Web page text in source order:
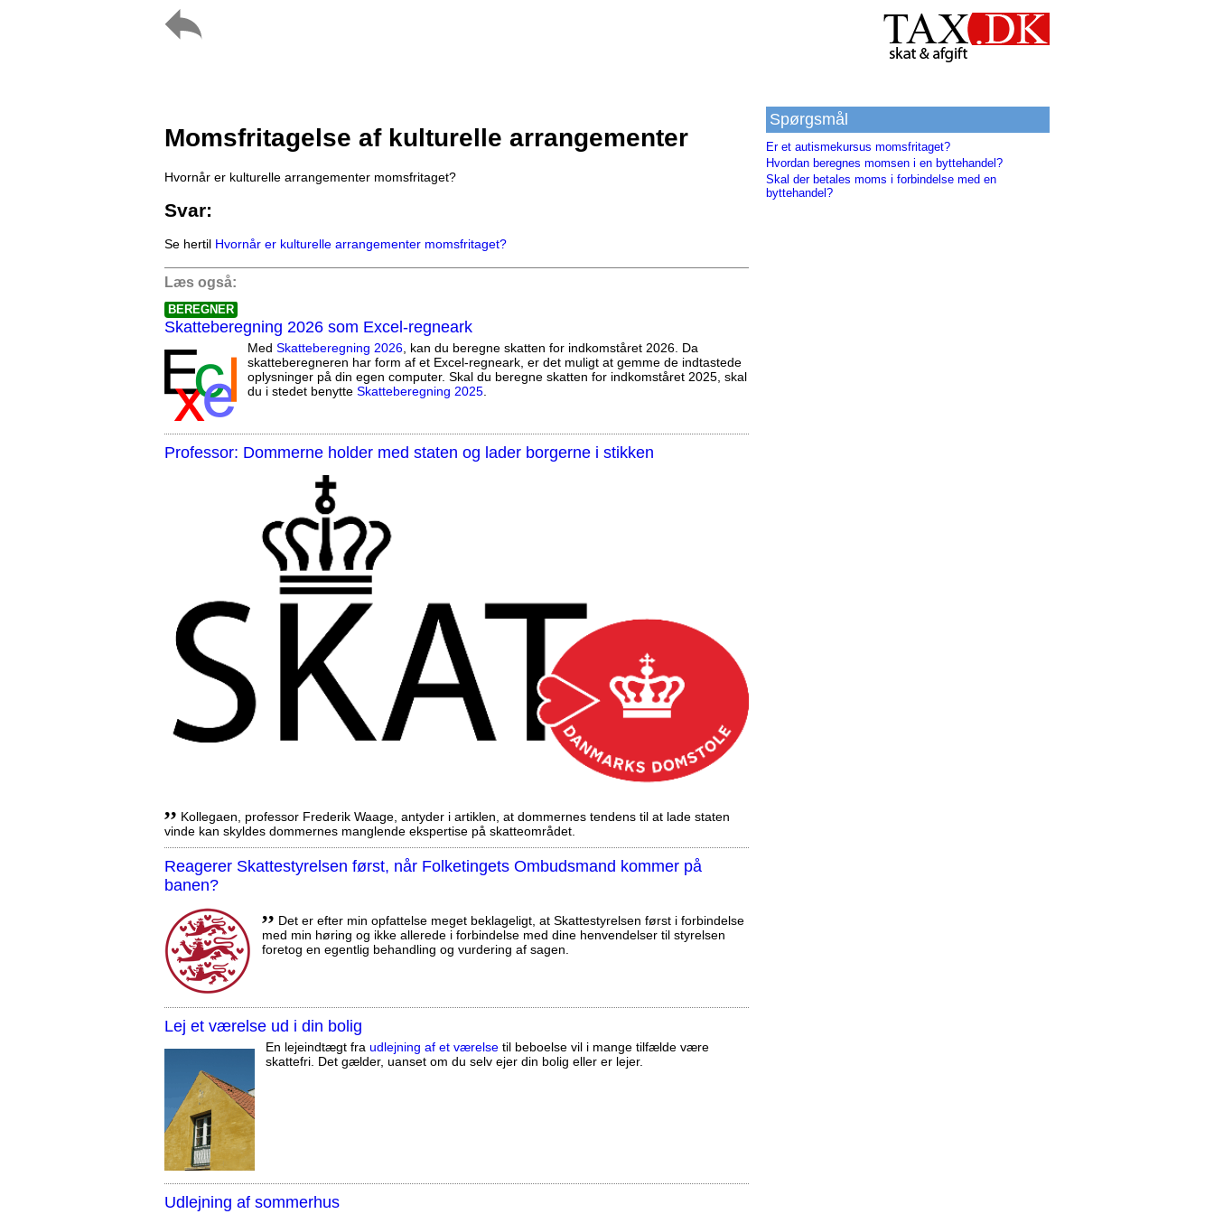
Momsfritagelse af kulturelle arrangementer
Hvornår er kulturelle arrangementer momsfritaget?
Svar:
Se hertil Hvornår er kulturelle arrangementer momsfritaget?
Læs også:
BEREGNER
Skatteberegning 2026 som Excel-regneark
Med Skatteberegning 2026, kan du beregne skatten for indkomståret 2026. Da
skatteberegneren har form af et Excel-regneark, er det muligt at gemme de indtastede
oplysninger på din egen computer. Skal du beregne skatten for indkomståret 2025, skal
du i stedet benytte Skatteberegning 2025.
Professor: Dommerne holder med staten og lader borgerne i stikken
,, Kollegaen, professor Frederik Waage, antyder i artiklen, at dommernes tendens til at lade staten
vinde kan skyldes dommernes manglende ekspertise på skatteområdet.
Reagerer Skattestyrelsen først, når Folketingets Ombudsmand kommer på
banen?
,, Det er efter min opfattelse meget beklageligt, at Skattestyrelsen først i forbindelse
med min høring og ikke allerede i forbindelse med dine henvendelser til styrelsen
foretog en egentlig behandling og vurdering af sagen.
Lej et værelse ud i din bolig
En lejeindtægt fra udlejning af et værelse til beboelse vil i mange tilfælde være
skattefri. Det gælder, uanset om du selv ejer din bolig eller er lejer.
Udlejning af sommerhus
Spørgsmål
Er et autismekursus momsfritaget?
Hvordan beregnes momsen i en byttehandel?
Skal der betales moms i forbindelse med en
byttehandel?